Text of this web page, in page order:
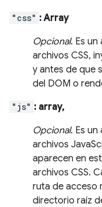
"css" : Array
Opcional. Es
archivos CSS,
y antes de que
del DOM o
"js" : array,
Opcional. Es
archivos
aparecen en
archivos CSS.
ruta de acceso
directorio raíz